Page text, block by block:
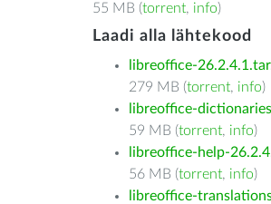
55 MB (torrent, info)
Laadi alla lähtekood
libreoffice-
279 MB (torrent, info)
libreoffice-
59 MB (torrent, info)
libreoffice-help-
56 MB (torrent, info)
libreoffice-